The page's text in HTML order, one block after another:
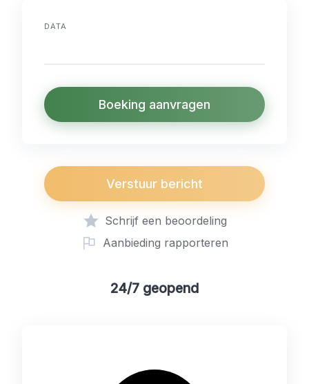
DATA
Boeking aanvragen
Verstuur bericht
Schrijf een beoordeling
Aanbieding rapporteren
24/7 geopend